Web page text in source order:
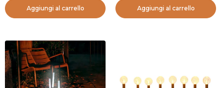
Aggiungi al carrello Aggiungi al carrello